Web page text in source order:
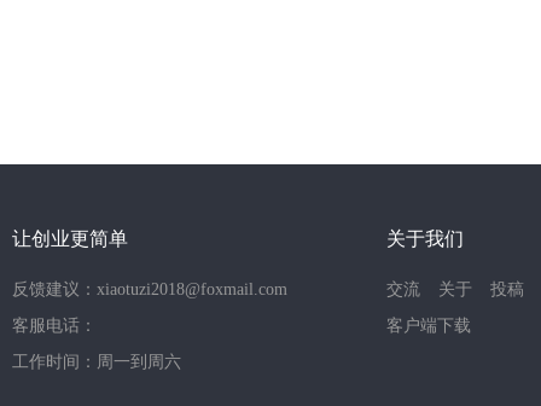
让创业更简单
反馈建议：xiaotuzi2018@foxmail.com
客服电话：
工作时间：周一到周六
关于我们
交流 关于
投稿
客户端下载